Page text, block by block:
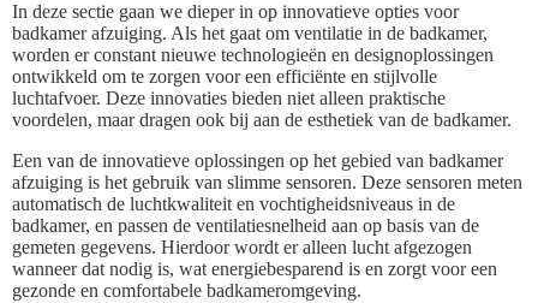
In deze sectie gaan we dieper in op innovatieve opties voor
badkamer afzuiging. Als het gaat om ventilatie in de badkamer,
worden er constant nieuwe technologieën en designoplossingen
ontwikkeld om te zorgen voor een efficiënte en stijlvolle
luchtafvoer. Deze innovaties bieden niet alleen praktische
voordelen, maar dragen ook bij aan de esthetiek van de badkamer.
Een van de innovatieve oplossingen op het gebied van badkamer
afzuiging is het gebruik van slimme sensoren. Deze sensoren meten
automatisch de luchtkwaliteit en vochtigheidsniveaus in de
badkamer, en passen de ventilatiesnelheid aan op basis van de
gemeten gegevens. Hierdoor wordt er alleen lucht afgezogen
wanneer dat nodig is, wat energiebesparend is en zorgt voor een
gezonde en comfortabele badkameromgeving.